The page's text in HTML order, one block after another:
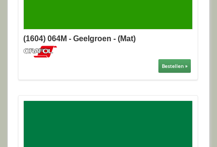
(1604) 064M - Geelgroen - (Mat)
Bestellen »